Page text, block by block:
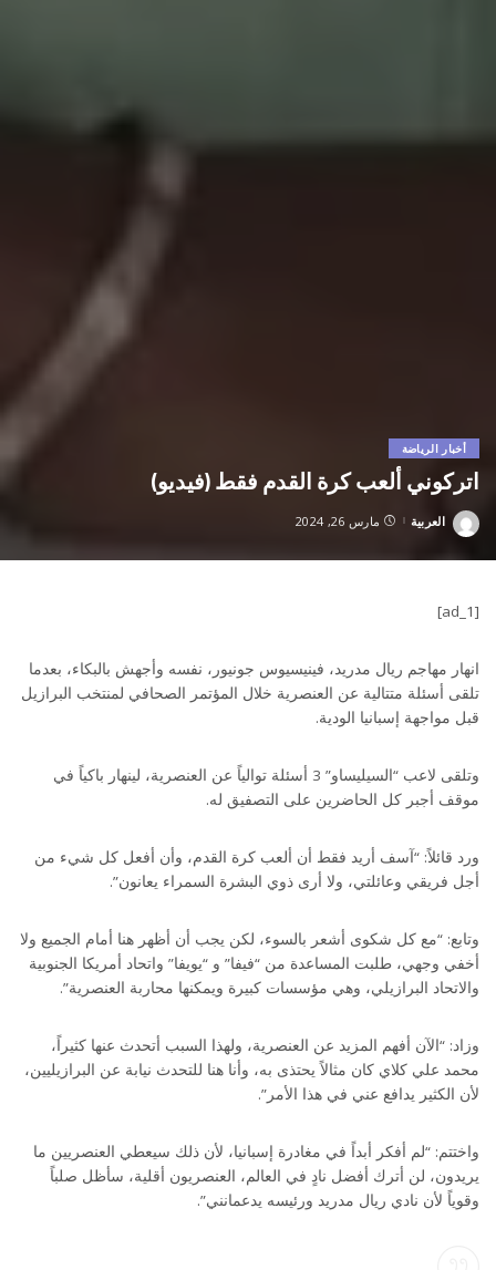
أخبار الرياضة
اتركوني ألعب كرة القدم فقط (فيديو)
Posted
العربية مارس 26, 2024
[ad_1]
انهار مهاجم ريال مدريد، فينيسيوس جونيور، نفسه وأجهش بالبكاء، بعدما
تلقى أسئلة متتالية عن العنصرية خلال المؤتمر الصحافي لمنتخب البرازيل
قبل مواجهة إسبانيا الودية.
وتلقى لاعب “السيليساو” 3 أسئلة توالياً عن العنصرية، لينهار باكياً في
موقف أجبر كل الحاضرين على التصفيق له.
ورد قائلاً: “آسف أريد فقط أن ألعب كرة القدم، وأن أفعل كل شيء من
أجل فريقي وعائلتي، ولا أرى ذوي البشرة السمراء يعانون”.
وتابع: “مع كل شكوى أشعر بالسوء، لكن يجب أن أظهر هنا أمام الجميع ولا
أخفي وجهي، طلبت المساعدة من “فيفا” و “يويفا” واتحاد أمريكا الجنوبية
والاتحاد البرازيلي، وهي مؤسسات كبيرة ويمكنها محاربة العنصرية”.
وزاد: “الآن أفهم المزيد عن العنصرية، ولهذا السبب أتحدث عنها كثيراً،
محمد علي كلاي كان مثالاً يحتذى به، وأنا هنا للتحدث نيابة عن البرازيليين،
لأن الكثير يدافع عني في هذا الأمر”.
واختتم: “لم أفكر أبداً في مغادرة إسبانيا، لأن ذلك سيعطي العنصريين ما
يريدون، لن أترك أفضل نادٍ في العالم، العنصريون أقلية، سأظل صلباً
وقوياً لأن نادي ريال مدريد ورئيسه يدعمانني”.